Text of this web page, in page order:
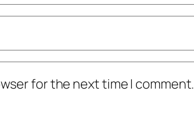
for the next time I comment.